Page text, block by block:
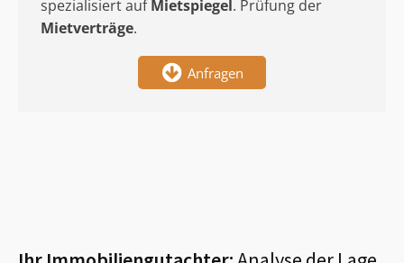
spezialisiert auf Mietspiegel . Prüfung der
Mietverträge.
Anfragen